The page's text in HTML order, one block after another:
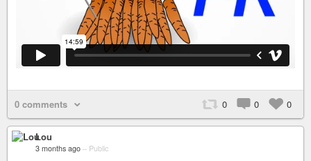
0 comments 0 0 0
Lou
3 months ago – Public